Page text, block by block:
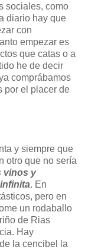
sociales, como
diario hay que
con
empezar es
que catas o a
he de decir
comprábamos
por el placer de
y siempre que
otro que no sería
vinos y
. En
pero en
un rodaballo
de Rias
Hay
la cencibel la